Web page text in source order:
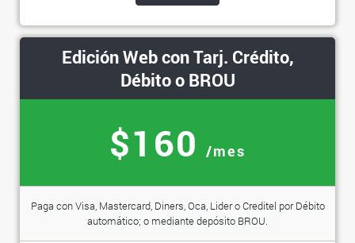
Edición Web con Tarj. Crédito,
Débito o BROU
$160 /mes
Paga con Visa, Mastercard, Diners, Oca, Lider o Creditel por Débito
automático; o mediante depósito BROU.